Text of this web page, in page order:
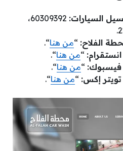
السيارات:
60309392،
الفلاح: “من هنا“.
“من هنا“.
فيسبوك: “من هنا“.
إكس: “من هنا“.